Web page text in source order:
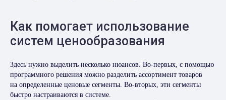
Как помогает использование
систем ценообразования
Здесь нужно выделить несколько нюансов. Во-первых, с помощью
программного решения можно разделить ассортимент товаров
на определенные ценовые сегменты. Во-вторых, эти сегменты
быстро настраиваются в системе.